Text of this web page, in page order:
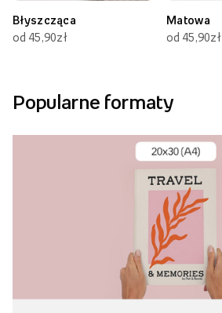
Błyszcząca
od 45,90zł
Matowa
od 45,90zł
Popularne formaty